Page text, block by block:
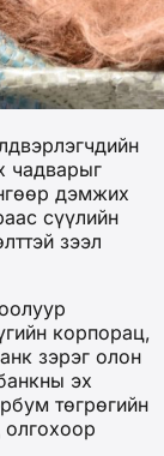
чадварыг
дэмжих
сүүлийн
зээл
корпорац,
зэрэг олон
эх
төгрөгийн
олгохоор